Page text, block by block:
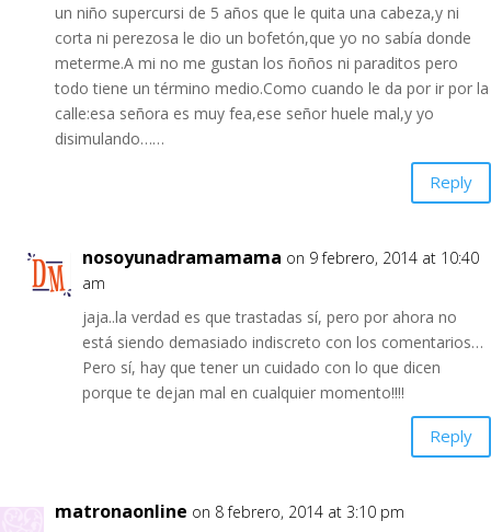
un niño supercursi de 5 años que le quita una cabeza,y ni
corta ni perezosa le dio un bofetón,que yo no sabía donde
meterme.A mi no me gustan los ñoños ni paraditos pero
todo tiene un término medio.Como cuando le da por ir por la
calle:esa señora es muy fea,ese señor huele mal,y yo
disimulando……
Reply
nosoyunadramamama on 9 febrero, 2014 at 10:40
am
jaja..la verdad es que trastadas sí, pero por ahora no
está siendo demasiado indiscreto con los comentarios…
Pero sí, hay que tener un cuidado con lo que dicen
porque te dejan mal en cualquier momento!!!!
Reply
matronaonline on 8 febrero, 2014 at 3:10 pm